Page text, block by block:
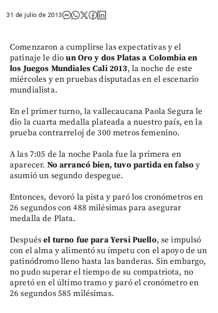
31 de julio de 2013
Comenzaron a cumplirse las expectativas y el
patinaje le dioun Oro y dos Platas a Colombia en
los Juegos Mundiales Cali 2013, la noche de este
miércoles y en pruebas disputadas en el escenario
mundialista.
En el primer turno, la vallecaucana Paola Segura le
dio la cuarta medalla plateada a nuestro país, en la
prueba contrarreloj de 300 metros femenino.
A las 7:05 de la noche Paola fue la primera en
aparecer. No arrancó bien, tuvo partida en falso y
asumió un segundo despegue.
Entonces, devoró la pista y paró los cronómetros en
26 segundos con 488 milésimas para asegurar
medalla de Plata.
Despuésel turno fue para Yersi Puello, se impulsó
con el alma y alimentó su ímpetu con el apoyo de un
patinódromo lleno hasta las banderas. Sin embargo,
no pudo superar el tiempo de su compatriota, no
apretó en el último tramo y paró el cronómetro en
26 segundos 585 milésimas.